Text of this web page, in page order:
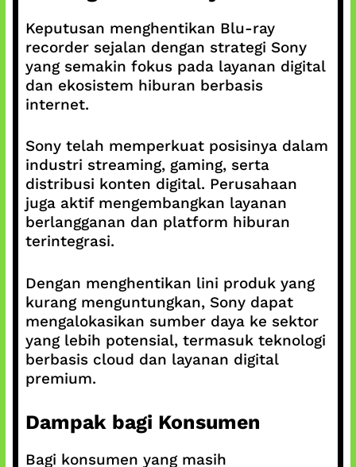
Keputusan menghentikan Blu-ray
recorder sejalan dengan strategi Sony
yang semakin fokus pada layanan digital
dan ekosistem hiburan berbasis
internet.
Sony telah memperkuat posisinya dalam
industri streaming, gaming, serta
distribusi konten digital. Perusahaan
juga aktif mengembangkan layanan
berlangganan dan platform hiburan
terintegrasi.
Dengan menghentikan lini produk yang
kurang menguntungkan, Sony dapat
mengalokasikan sumber daya ke sektor
yang lebih potensial, termasuk teknologi
berbasis cloud dan layanan digital
premium.
Dampak bagi Konsumen
Bagi konsumen yang masih